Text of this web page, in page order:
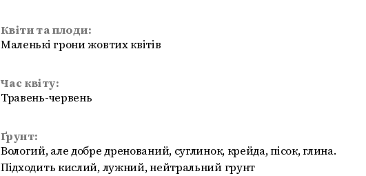
Квіти та плоди:
Маленькі грони жовтих квітів
Час квіту:
Травень-червень
Ґрунт:
Вологий, але добре дренований, суглинок, крейда, пісок, глина.
Підходить кислий, лужний, нейтральний грунт